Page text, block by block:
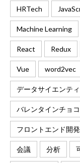
HRTech
Machine Learning
React Redux
Vue word2vec
データサイエンテ
バレンタインチョコ
フロントエンド開発
会議 分析